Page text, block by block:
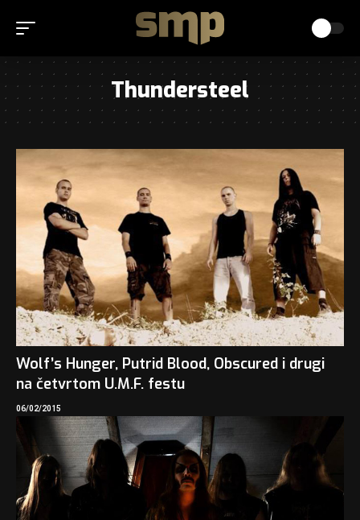
Thundersteel
Wolf’s Hunger, Putrid Blood, Obscured i drugi
na četvrtom U.M.F. festu
06/02/2015